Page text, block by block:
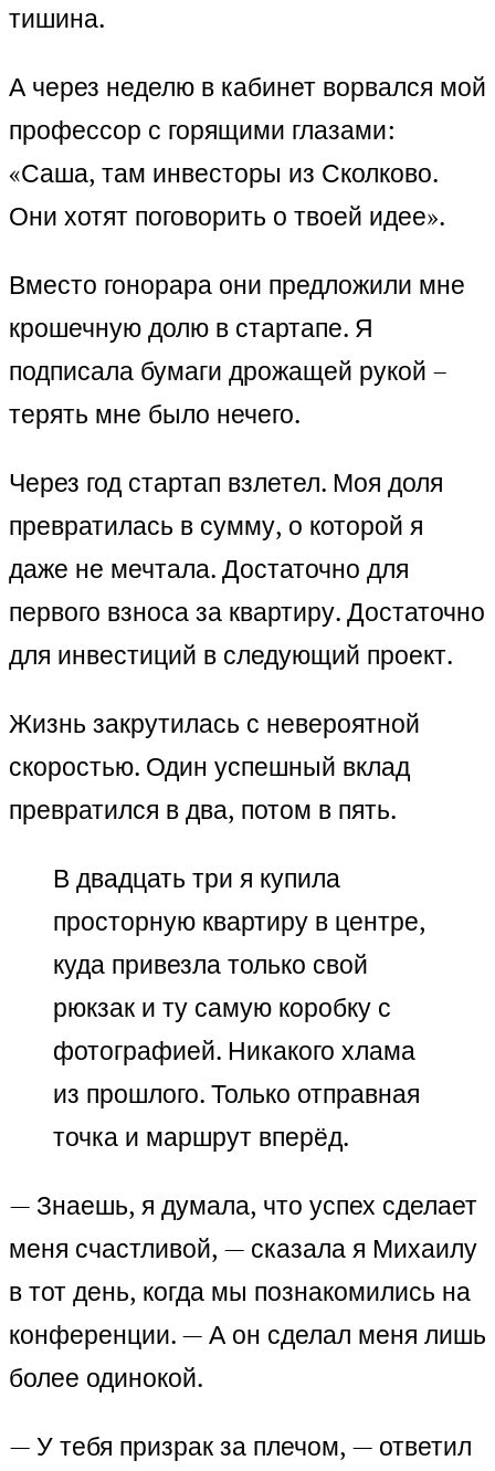
тишина.
А через неделю в кабинет ворвался мой
профессор с горящими глазами:
«Саша, там инвесторы из Сколково.
Они хотят поговорить о твоей идее».
Вместо гонорара они предложили мне
крошечную долю в стартапе. Я
подписала бумаги дрожащей рукой –
терять мне было нечего.
Через год стартап взлетел. Моя доля
превратилась в сумму, о которой я
даже не мечтала. Достаточно для
первого взноса за квартиру. Достаточно
для инвестиций в следующий проект.
Жизнь закрутилась с невероятной
скоростью. Один успешный вклад
превратился в два, потом в пять.
В двадцать три я купила
просторную квартиру в центре,
куда привезла только свой
рюкзак и ту самую коробку с
фотографией. Никакого хлама
из прошлого. Только отправная
точка и маршрут вперёд.
— Знаешь, я думала, что успех сделает
меня счастливой, — сказала я Михаилу
в тот день, когда мы познакомились на
конференции. — А он сделал меня лишь
более одинокой.
— У тебя призрак за плечом, — ответил